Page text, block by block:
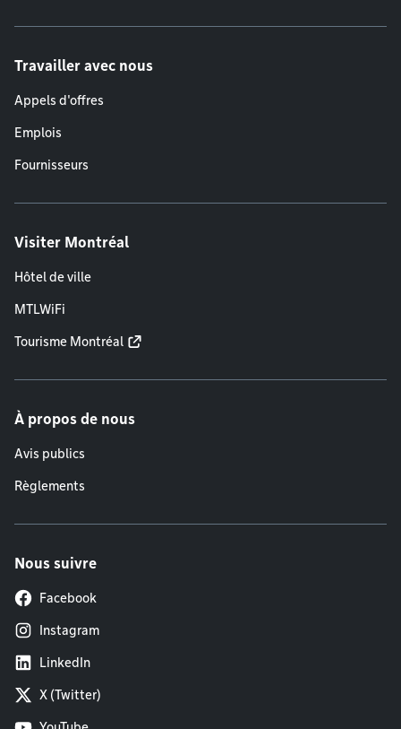
Travailler avec nous
Appels d'offres
Emplois
Fournisseurs
Visiter Montréal
Hôtel de ville
MTLWiFi
Tourisme Montréal
À propos de nous
Avis publics
Règlements
Nous suivre
Facebook
Instagram
LinkedIn
X (Twitter)